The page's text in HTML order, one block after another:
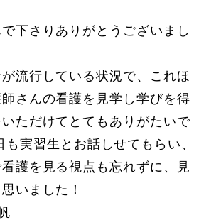
下さりありがとうございまし
流行している状況で、これほ
さんの看護を見学し学びを得
ただけてとてもありがたいで
も実習生とお話しせてもらい、
護を見る視点も忘れずに、見
いました！